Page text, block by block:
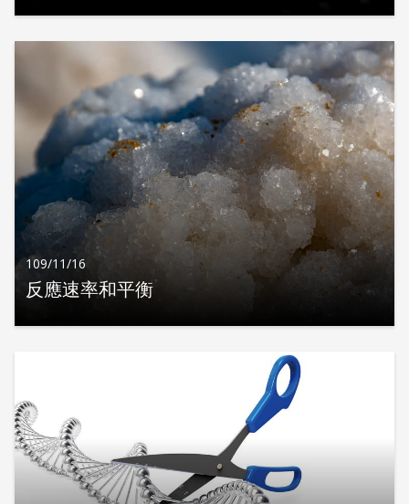
109/11/16
反應速率和平衡